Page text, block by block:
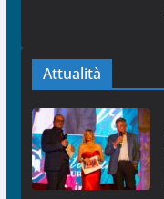
Attualità